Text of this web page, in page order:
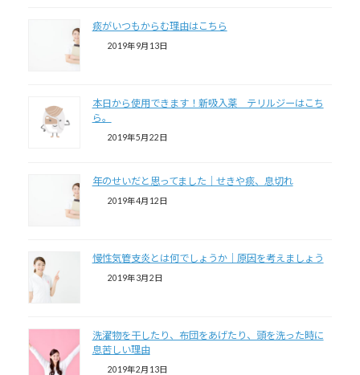
痰がいつもからむ理由はこちら
2019年9月13日
本日から使用できます！新吸入薬 テリルジーはこち
ら。
2019年5月22日
年のせいだと思ってました｜せきや痰、息切れ
2019年4月12日
慢性気管支炎とは何でしょうか｜原因を考えましょう
2019年3月2日
洗濯物を干したり、布団をあげたり、頭を洗った時に
息苦しい理由
2019年2月13日